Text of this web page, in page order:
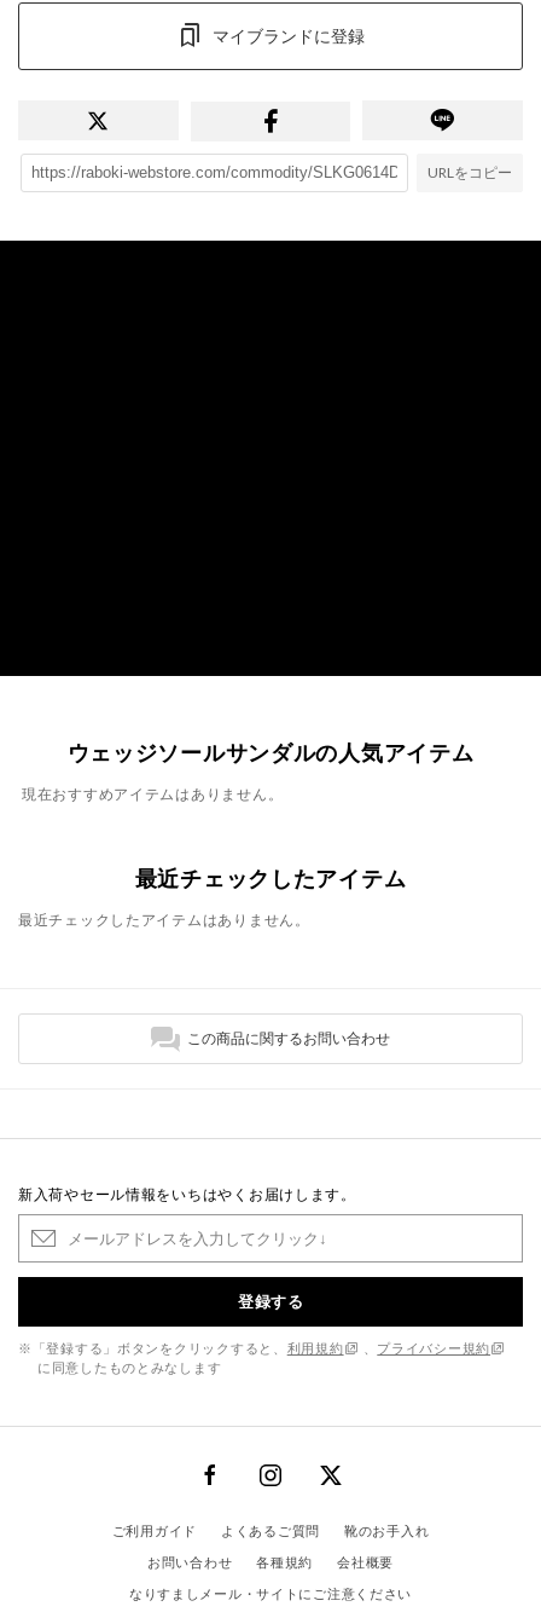
マイブランドに登録
URLをコピー
ウェッジソールサンダルの人気アイテム
現在おすすめアイテムはありません。
最近チェックしたアイテム
最近チェックしたアイテムはありません。
この商品に関するお問い合わせ
新入荷やセール情報をいちはやくお届けします。
登録する
※「登録する」ボタンをクリックすると、 利用規約
プライバシー規約
に同意したものとみなします
ご利用ガイド よくあるご質問
靴のお手入れ
お問い合わせ
各種規約
会社概要
なりすましメール・サイトにご注意ください